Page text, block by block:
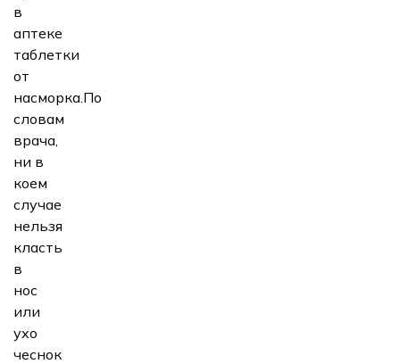
в
аптеке
таблетки
от
насморка.По
словам
врача,
ни в
коем
случае
нельзя
класть
в
нос
или
ухо
чеснок